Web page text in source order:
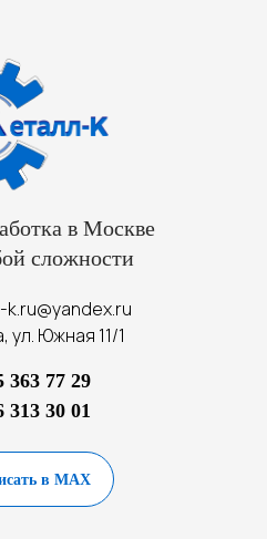
в Москве
сложности
ул. Южная 11/1
363 77 29
313 30 01
в MAX